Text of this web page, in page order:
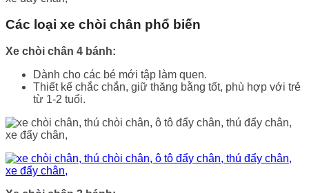
Các loại xe chòi chân phổ biến
Xe chòi chân 4 bánh:
Dành cho các bé mới tập làm quen.
Thiết kế chắc chắn, giữ thăng bằng tốt, phù hợp với trẻ
từ 1-2 tuổi.